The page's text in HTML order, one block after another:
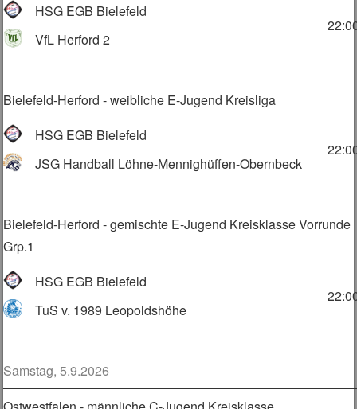
HSG EGB Bielefeld
VfL Herford 2
Bielefeld-Herford - weibliche E-Jugend Kreisliga
HSG EGB Bielefeld
JSG Handball Löhne-Mennighüffen-Obernbeck
Bielefeld-Herford - gemischte E-Jugend Kreisklasse Vorrunde
Grp.1
HSG EGB Bielefeld
TuS v. 1989 Leopoldshöhe
Samstag, 5.9.2026